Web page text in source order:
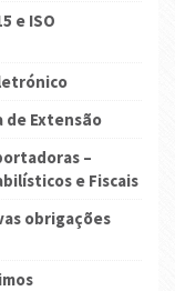
e ISO
de Extensão
–
e Fiscais
obrigações